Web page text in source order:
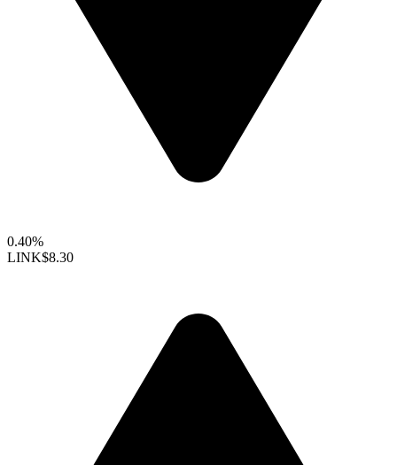
0.40%
LINK$8.30